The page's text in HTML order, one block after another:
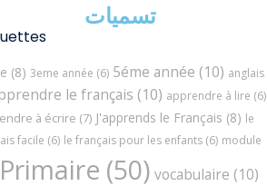
تسميات
(8) 3eme année (6) 5éme année (10) anglais
le français (10) apprendre à lire (6)
à écrire (7) J'apprends le Français (8) le
facile (6) le français pour les enfants (6) module
Primaire (50) vocabulaire (10)